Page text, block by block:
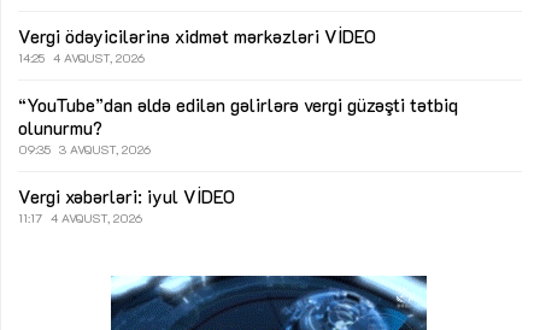
Vergi ödəyicilərinə xidmət mərkəzləri VİDEO
14:25 4 AVQUST, 2026
“YouTube”dan əldə edilən gəlirlərə vergi güzəşti tətbiq
olunurmu?
09:35 3 AVQUST, 2026
Vergi xəbərləri: iyul VİDEO
11:17 4 AVQUST, 2026